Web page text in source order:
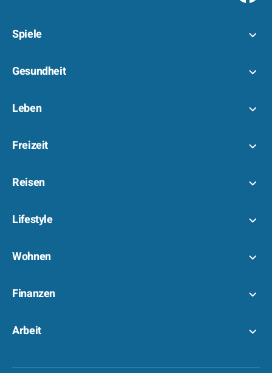
Spiele
Gesundheit
Leben
Freizeit
Reisen
Lifestyle
Wohnen
Finanzen
Arbeit